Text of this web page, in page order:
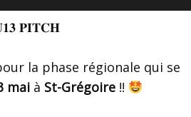
𝐏𝐈𝐓𝐂𝐇
la phase régionale qui se
mai à St-Grégoire !!